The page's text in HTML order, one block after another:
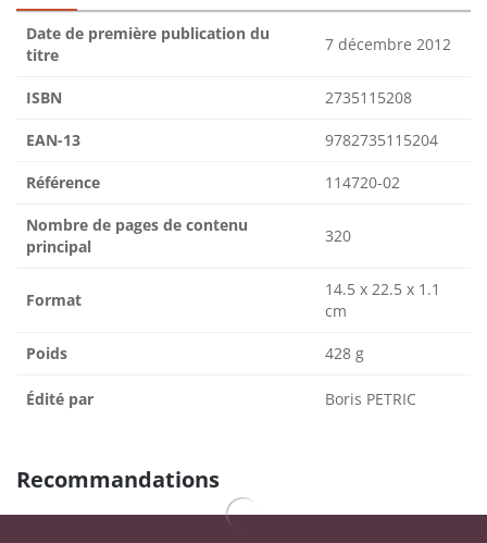
Date de première publication du
titre
7 décembre 2012
ISBN 2735115208
EAN-13 9782735115204
Référence 114720-02
Nombre de pages de contenu
principal
320
Format
14.5 x 22.5 x 1.1
cm
Poids 428 g
Édité par Boris PETRIC
Recommandations